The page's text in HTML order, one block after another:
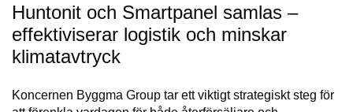
Huntonit och Smartpanel samlas –
effektiviserar logistik och minskar
klimatavtryck
Koncernen Byggma Group tar ett viktigt strategiskt steg för